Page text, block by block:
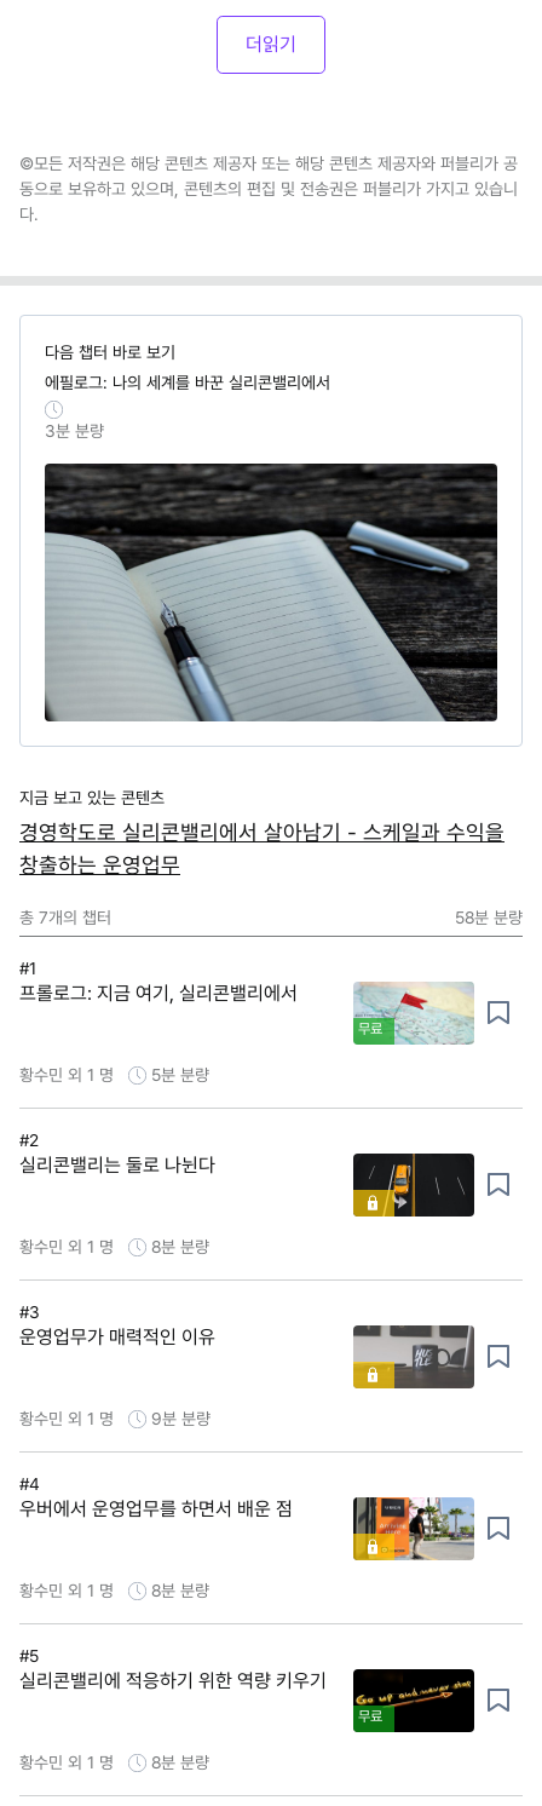
더읽기
©모든 저작권은 해당 콘텐츠 제공자 또는 해당 콘텐츠 제공자와 퍼블리가 공
동으로 보유하고 있으며, 콘텐츠의 편집 및 전송권은 퍼블리가 가지고 있습니
다.
다음 챕터 바로 보기
에필로그: 나의 세계를 바꾼 실리콘밸리에서
3분 분량
지금 보고 있는 콘텐츠
경영학도로 실리콘밸리에서 살아남기 - 스케일과 수익을
창출하는 운영업무
총 7개의 챕터 58분 분량
#1
프롤로그: 지금 여기, 실리콘밸리에서
무료
황수민 외 1 명 5분 분량
#2
실리콘밸리는 둘로 나뉜다
황수민 외 1 명 8분 분량
#3
운영업무가 매력적인 이유
황수민 외 1 명 9분 분량
#4
우버에서 운영업무를 하면서 배운 점
황수민 외 1 명 8분 분량
#5
실리콘밸리에 적응하기 위한 역량 키우기
무료
황수민 외 1 명 8분 분량